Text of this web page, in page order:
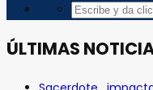
ÚLTIMAS